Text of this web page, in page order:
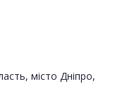
місто Дніпро,